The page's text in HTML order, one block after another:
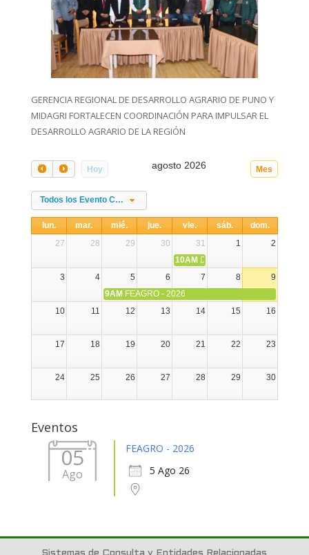
GERENCIA REGIONAL DE DESARROLLO AGRARIO DE PUNO Y
MIDAGRI FORTALECEN COORDINACIÓN PARA IMPULSAR EL
DESARROLLO AGRARIO DE LA REGIÓN
Hoy Mes
agosto 2026
Todos los Evento Categories
lun. mar. mié. jue. vie. sáb.
dom.
27
28 29 30 31 1
2
10AM DIA NACIONAL DE LA
3
4 5 6 7 8
9
9AM FEAGRO - 2026
10
11 12 13 14 15 16
17 18 19 20 21 22 23
24 25 26 27 28 29 30
Eventos
05
Ago
FEAGRO - 2026
5 Ago 26
Sistemas de Consulta y Entidades Relacionadas